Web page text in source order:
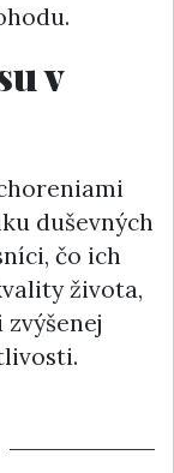
v
duševných
čo ich
života,